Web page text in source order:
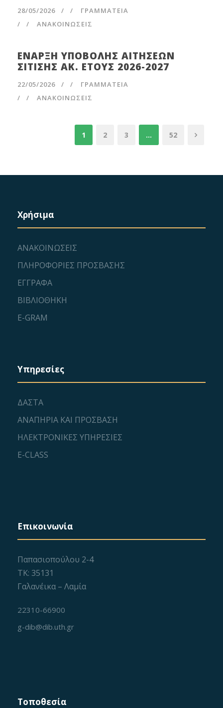
28/05/2026 /
ΓΡΑΜΜΑΤΕΊΑ
/
ΑΝΑΚΟΙΝΩΣΕΙΣ
ΕΝΑΡΞΗ ΥΠΟΒΟΛΗΣ ΑΙΤΗΣΕΩΝ
ΣΙΤΙΣΗΣ ΑΚ. ΕΤΟΥΣ 2026-2027
22/05/2026 /
ΓΡΑΜΜΑΤΕΊΑ
/
ΑΝΑΚΟΙΝΩΣΕΙΣ
1 2 3 … 52
Χρήσιμα
ΑΝΑΚΟΙΝΩΣΕΙΣ
ΠΛΗΡΟΦΟΡΙΕΣ ΠΡΟΣΒΑΣΗΣ
ΕΓΓΡΑΦΑ
ΒΙΒΛΙΟΘΗΚΗ
E-GRAM
Υπηρεσίες
ΔΑΣΤΑ
ΑΝΑΠΗΡΙΑ ΚΑΙ ΠΡΟΣΒΑΣΗ
ΗΛΕΚΤΡΟΝΙΚΕΣ ΥΠΗΡΕΣΙΕΣ
E-CLASS
Επικοινωνία
Παπασιοπούλου 2-4
ΤΚ: 35131
Γαλανέικα – Λαμία
22310-66900
g-dib@dib.uth.gr
Τοποθεσία